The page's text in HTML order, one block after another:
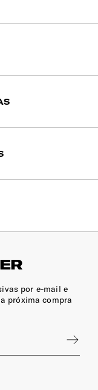
por e-mail e
próxima compra